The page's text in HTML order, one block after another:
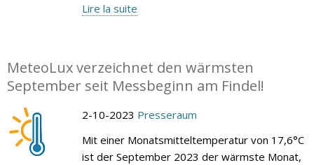
Lire la suite
MeteoLux verzeichnet den wärmsten
September seit Messbeginn am Findel!
2-10-2023 Presseraum
Mit einer Monatsmitteltemperatur von 17,6°C
ist der September 2023 der wärmste Monat,